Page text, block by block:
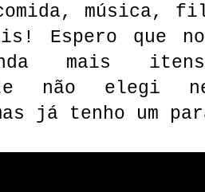
música,
Espero que
mais
não elegi
já tenho um